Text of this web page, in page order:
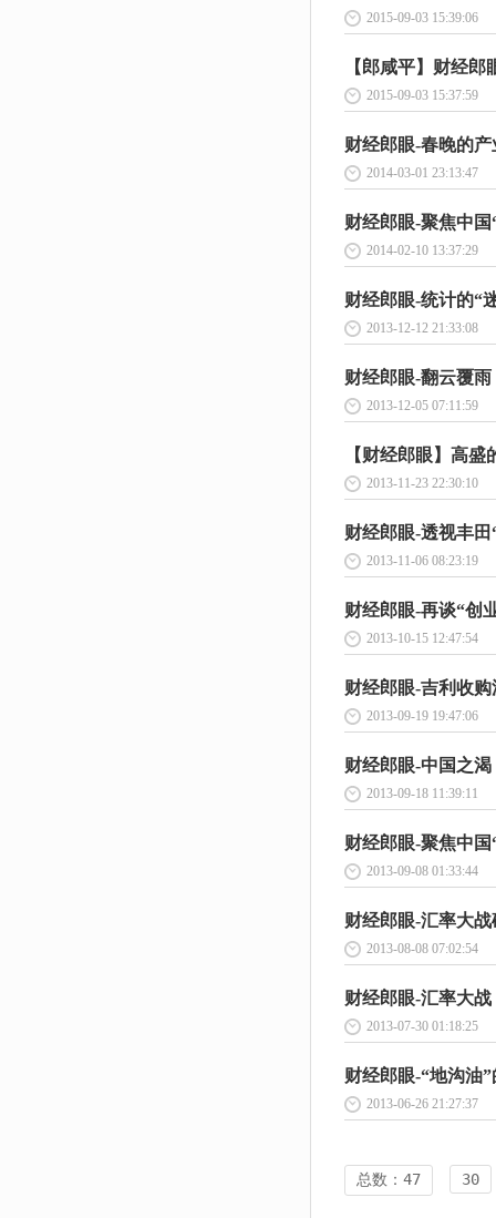
2015-09-03 15:39:06
【郎咸平】财经郎
2015-09-03 15:37:59
财经郎眼-春晚的产
2014-03-01 23:13:47
财经郎眼-聚焦中国
2014-02-10 13:37:29
财经郎眼-统计的“
2013-12-12 21:33:08
财经郎眼-翻云覆雨
2013-12-05 07:11:59
【财经郎眼】高盛
2013-11-23 22:30:10
财经郎眼-透视丰田
2013-11-06 08:23:19
财经郎眼-再谈“创
2013-10-15 12:47:54
财经郎眼-吉利收购
2013-09-19 19:47:06
财经郎眼-中国之渴
2013-09-18 11:39:11
财经郎眼-聚焦中国
2013-09-08 01:33:44
财经郎眼-汇率大战
2013-08-08 07:02:54
财经郎眼-汇率大
2013-07-30 01:18:25
财经郎眼-“地沟油”
2013-06-26 21:27:37
总数：47 30